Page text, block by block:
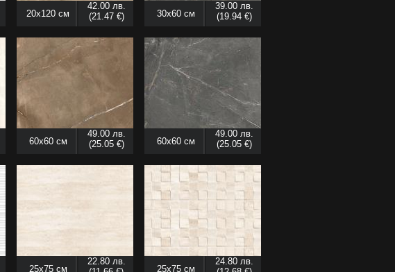
20x120 см
42.00 лв.
(21.47 €)
30x60 см
39.00 лв.
(19.94 €)
60x60 см
49.00 лв.
(25.05 €)
60x60 см
49.00 лв.
(25.05 €)
25x75 см
22.80 лв.
25x75 см
24.80 лв.